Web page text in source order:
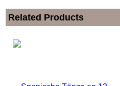
Related Products